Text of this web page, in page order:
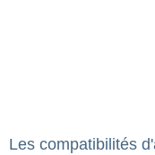
Les compatibilités